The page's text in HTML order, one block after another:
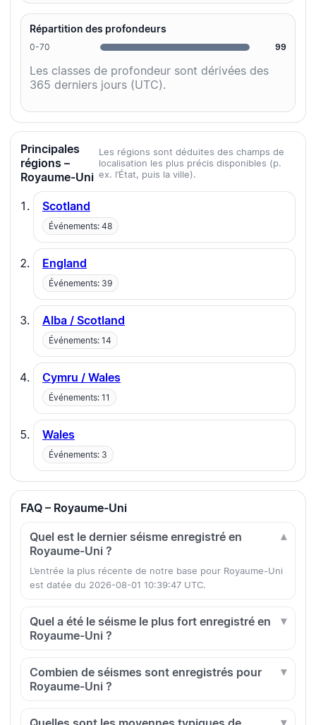
Répartition des profondeurs
0-70 99
Les classes de profondeur sont dérivées des
365 derniers jours (UTC).
Principales
régions –
Royaume-Uni
Les régions sont déduites des champs de
localisation les plus précis disponibles (p.
ex. l’État, puis la ville).
Scotland
Événements: 48
England
Événements: 39
Alba / Scotland
Événements: 14
Cymru / Wales
Événements: 11
Wales
Événements: 3
FAQ – Royaume-Uni
Quel est le dernier séisme enregistré en
Royaume-Uni ?
L’entrée la plus récente de notre base pour Royaume-Uni
est datée du 2026-08-01 10:39:47 UTC.
Quel a été le séisme le plus fort enregistré en
Royaume-Uni ?
Combien de séismes sont enregistrés pour
Royaume-Uni ?